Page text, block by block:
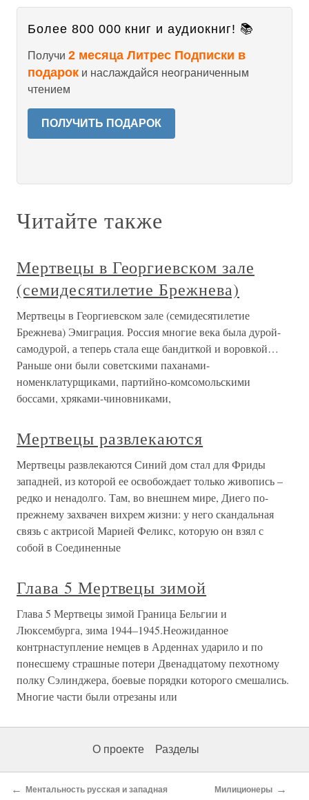
Более 800 000 книг и аудиокниг! 📚
Получи 2 месяца Литрес Подписки в
подарок и наслаждайся неограниченным
чтением
ПОЛУЧИТЬ ПОДАРОК
Читайте также
Мертвецы в Георгиевском зале
(семидесятилетие Брежнева)
Мертвецы в Георгиевском зале (семидесятилетие
Брежнева) Эмиграция. Россия многие века была дурой-
самодурой, а теперь стала еще бандиткой и воровкой…
Раньше они были советскими паханами-
номенклатурщиками, партийно-комсомольскими
боссами, хряками-чиновниками,
Мертвецы развлекаются
Мертвецы развлекаются Синий дом стал для Фриды
западней, из которой ее освобождает только живопись –
редко и ненадолго. Там, во внешнем мире, Диего по-
прежнему захвачен вихрем жизни: у него скандальная
связь с актрисой Марией Феликс, которую он взял с
собой в Соединенные
Глава 5 Мертвецы зимой
Глава 5 Мертвецы зимой Граница Бельгии и
Люксембурга, зима 1944–1945.Неожиданное
контрнаступление немцев в Арденнах ударило и по
понесшему страшные потери Двенадцатому пехотному
полку Сэлинджера, боевые порядки которого смешались.
Многие части были отрезаны или
О проекте Разделы
← Ментальность русская и западная Милиционеры →